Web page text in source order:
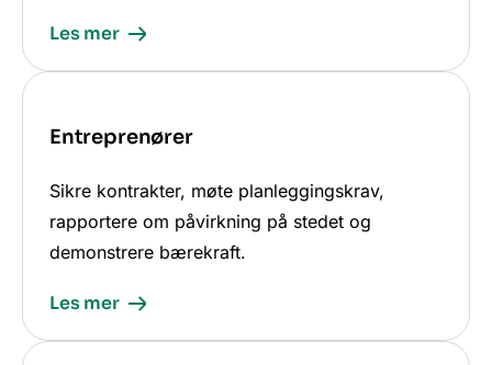
Les mer
Entreprenører
Sikre kontrakter, møte planleggingskrav,
rapportere om påvirkning på stedet og
demonstrere bærekraft.
Les mer